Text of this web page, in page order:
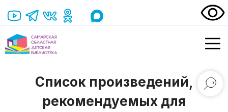
Список произведений,
рекомендуемых для